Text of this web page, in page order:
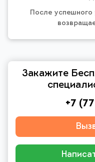
После успешного
Закажите
+7